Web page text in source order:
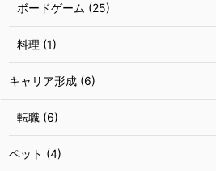
ボードゲーム (25)
料理 (1)
キャリア形成 (6)
転職 (6)
ペット (4)